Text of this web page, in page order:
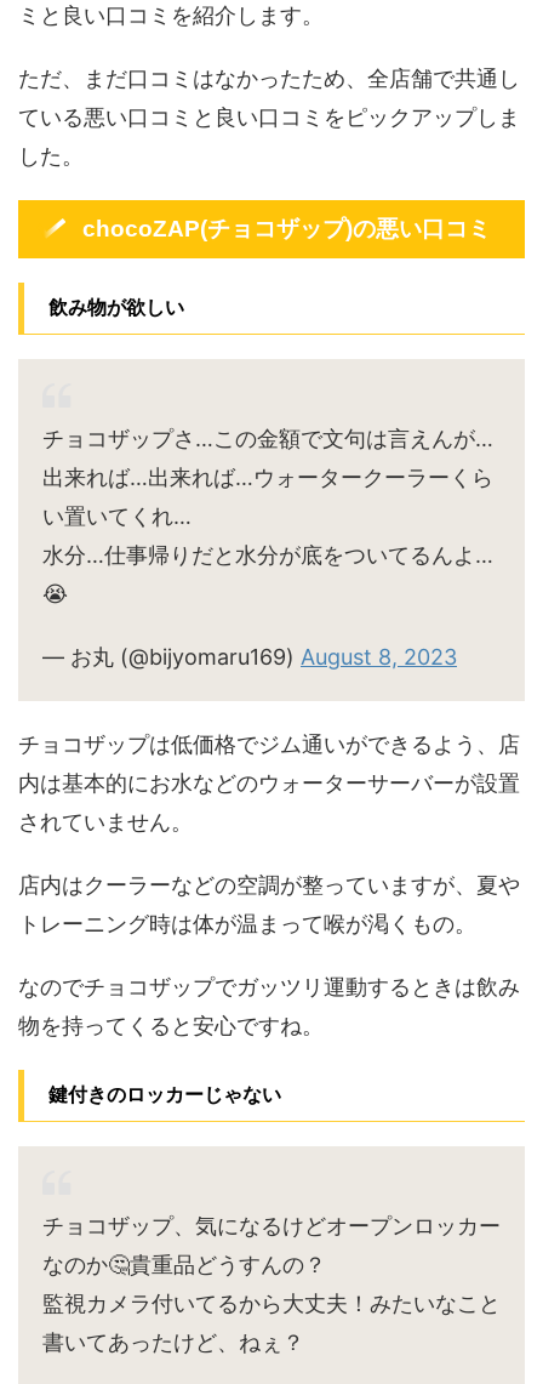
ミと良い口コミを紹介します。
ただ、まだ口コミはなかったため、全店舗で共通し
ている悪い口コミと良い口コミをピックアップしま
した。
chocoZAP(チョコザップ)の悪い口コミ
飲み物が欲しい
チョコザップさ…この金額で文句は言えんが…
出来れば…出来れば…ウォータークーラーくら
い置いてくれ…
水分…仕事帰りだと水分が底をついてるんよ…
😭
— お丸 (@bijyomaru169) August 8, 2023
チョコザップは低価格でジム通いができるよう、店
内は基本的にお水などのウォーターサーバーが設置
されていません。
店内はクーラーなどの空調が整っていますが、夏や
トレーニング時は体が温まって喉が渇くもの。
なのでチョコザップでガッツリ運動するときは飲み
物を持ってくると安心ですね。
鍵付きのロッカーじゃない
チョコザップ、気になるけどオープンロッカー
なのか🤔貴重品どうすんの？
監視カメラ付いてるから大丈夫！みたいなこと
書いてあったけど、ねぇ？